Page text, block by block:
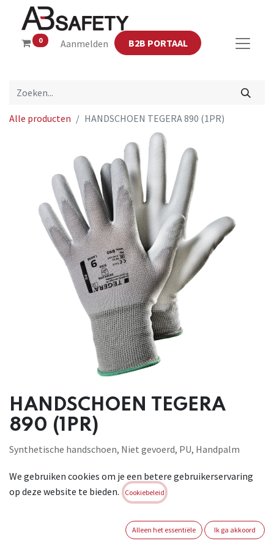
0 Aanmelden B2B PORTAAL
Alle producten HANDSCHOEN TEGERA 890 (1PR)
HANDSCHOEN TEGERA
890 (1PR)
Synthetische handschoen, Niet gevoerd, PU, Handpalm
388:2003, 4131
Brand:
Login of registreer om verder te
We gebruiken cookies om je een betere gebruikerservaring
op deze website te bieden.
Cookiebeleid
Alleen het essentiële Ik ga akkoord